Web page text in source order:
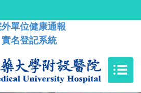
外單位健康通報
實名登記系統